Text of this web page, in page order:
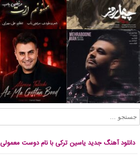
دانلود آهنگ جدید یاسین ترکی با نام دوست معمولی